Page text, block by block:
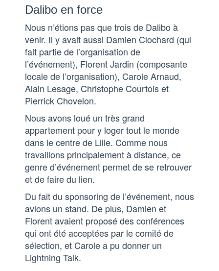
Dalibo en force
Nous n’étions pas que trois de Dalibo à
venir. Il y avait aussi Damien Clochard (qui
fait partie de l’organisation de
l’événement), Florent Jardin (composante
locale de l’organisation), Carole Arnaud,
Alain Lesage, Christophe Courtois et
Pierrick Chovelon.
Nous avons loué un très grand
appartement pour y loger tout le monde
dans le centre de Lille. Comme nous
travaillons principalement à distance, ce
genre d’événement permet de se retrouver
et de faire du lien.
Du fait du sponsoring de l’événement, nous
avions un stand. De plus, Damien et
Florent avaient proposé des conférences
qui ont été acceptées par le comité de
sélection, et Carole a pu donner un
Lightning Talk.